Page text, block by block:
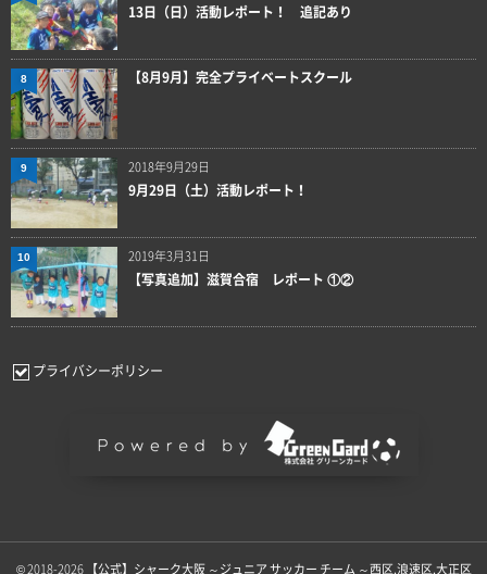
13日（日）活動レポート！ 追記あり
【8月9月】完全プライベートスクール
8
2018年9月29日
9月29日（土）活動レポート！
9
2019年3月31日
【写真追加】滋賀合宿 レポート ①②
10
プライバシーポリシー
© 2018-2026 【公式】シャーク大阪 ～ジュニア サッカー チーム ～西区.浪速区.大正区